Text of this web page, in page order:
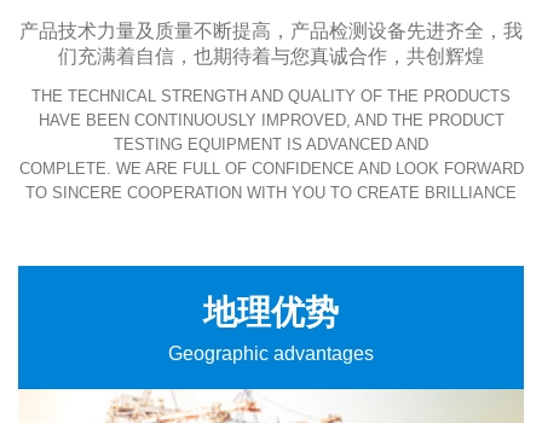
产品技术力量及质量不断提高，产品检测设备先进齐全，我
们充满着自信，也期待着与您真诚合作，共创辉煌
THE TECHNICAL STRENGTH AND QUALITY OF THE PRODUCTS
HAVE BEEN CONTINUOUSLY IMPROVED, AND THE PRODUCT
TESTING EQUIPMENT IS ADVANCED AND
COMPLETE. WE ARE FULL OF CONFIDENCE AND LOOK FORWARD
TO SINCERE COOPERATION WITH YOU TO CREATE BRILLIANCE
地理优势
Geographic advantages